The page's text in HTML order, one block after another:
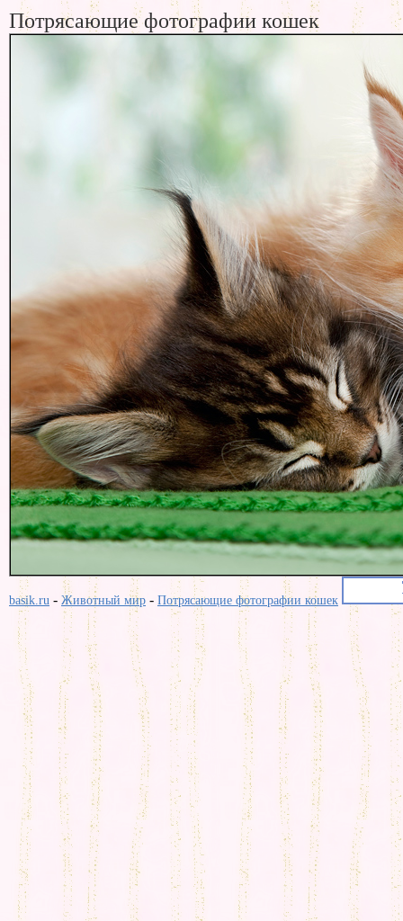
Потрясающие фотографии кошек
basik.ru - Животный мир - Потрясающие фотографии кошек